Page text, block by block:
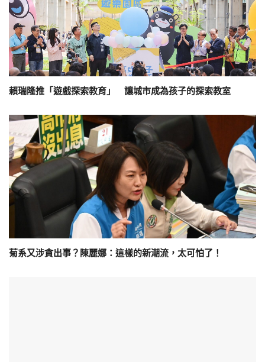
賴瑞隆推「遊戲探索教育」 讓城市成為孩子的探索教室
菊系又涉貪出事？陳麗娜：這樣的新潮流，太可怕了！